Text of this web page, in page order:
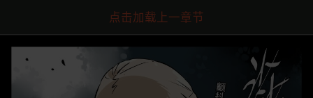
点击加载上一章节